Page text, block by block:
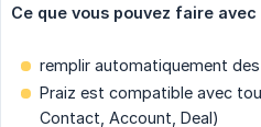
Ce que vous pouvez faire
remplir automatiquement
Praiz est compatible avec
Contact, Account, Deal)